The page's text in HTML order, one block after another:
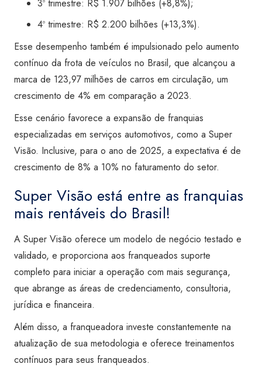
3º trimestre: R$ 1.907 bilhões (+8,8%);
4º trimestre: R$ 2.200 bilhões (+13,3%).
Esse desempenho também é impulsionado pelo aumento
contínuo da frota de veículos no Brasil, que alcançou a
marca de 123,97 milhões de carros em circulação, um
crescimento de 4% em comparação a 2023.
Esse cenário favorece a expansão de franquias
especializadas em serviços automotivos, como a Super
Visão. Inclusive, para o ano de 2025, a expectativa é de
crescimento de 8% a 10% no faturamento do setor.
Super Visão está entre as franquias
mais rentáveis do Brasil!
A Super Visão oferece um modelo de negócio testado e
validado, e proporciona aos franqueados suporte
completo para iniciar a operação com mais segurança,
que abrange as áreas de credenciamento, consultoria,
jurídica e financeira.
Além disso, a franqueadora investe constantemente na
atualização de sua metodologia e oferece treinamentos
contínuos para seus franqueados.